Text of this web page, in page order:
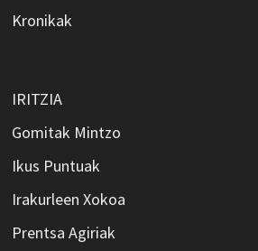
Kronikak
IRITZIA
Gomitak Mintzo
Ikus Puntuak
Irakurleen Xokoa
Prentsa Agiriak